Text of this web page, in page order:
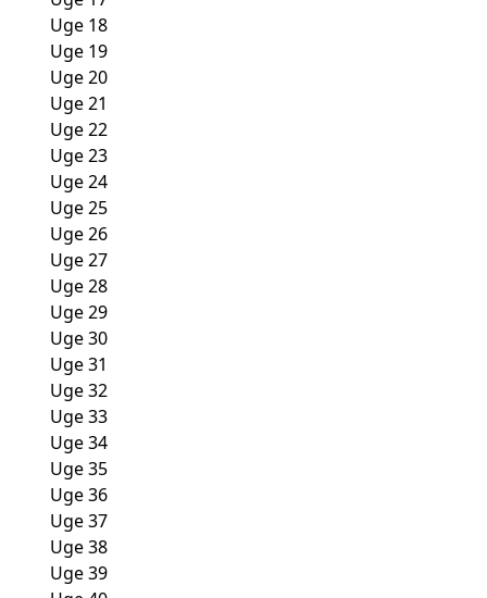
Uge 18
Uge 19
Uge 20
Uge 21
Uge 22
Uge 23
Uge 24
Uge 25
Uge 26
Uge 27
Uge 28
Uge 29
Uge 30
Uge 31
Uge 32
Uge 33
Uge 34
Uge 35
Uge 36
Uge 37
Uge 38
Uge 39